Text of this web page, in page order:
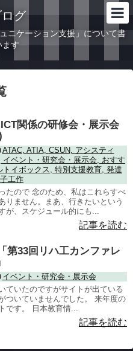
グ
ニケーション支援」について書
ます
関係の研修会・展示会
ATAC, ATIA, CSUN
アシスティ
イベント・研究会・展示会
おすす
トイボックス 特別支援教育 発達
工作
たので 念のため、私はこれらすべ
りません。まあ、行きたいという
が、スケジュール的にも...
記事を読む
第33回リハ工カンファレ
イベント・研究会・展示会
ていたのですがサイトが出ている
ついていませんでした。 来年度の
です。 日本教育情...
記事を読む